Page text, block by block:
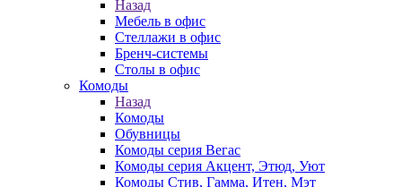
Назад
Мебель в офис
Стеллажи в офис
Бренч-системы
Столы в офис
Комоды
Назад
Комоды
Обувницы
Комоды серия Вегас
Комоды серия Акцент, Этюд, Уют
Комоды Стив, Гамма, Итен, Мэт